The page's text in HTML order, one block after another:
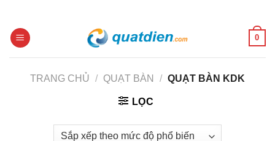
content
0
TRANG CHỦ / QUẠT BÀN / QUẠT BÀN KDK
LỌC